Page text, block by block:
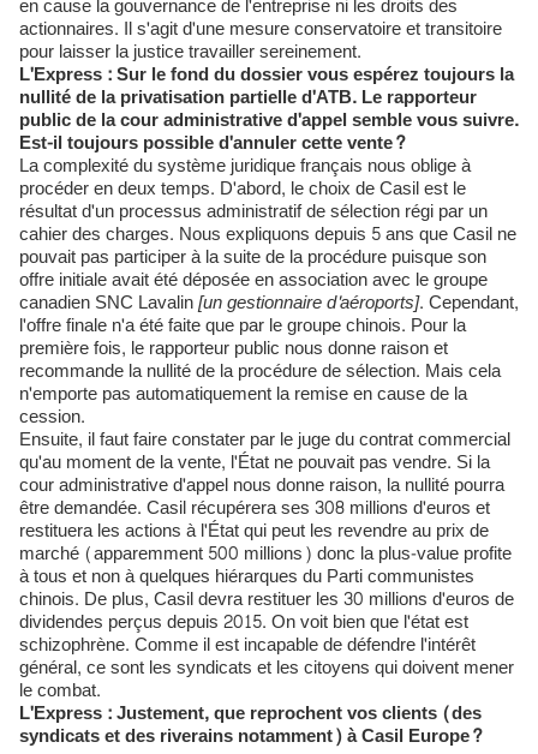
en cause la gouvernance de l'entreprise ni les droits des
actionnaires. Il s'agit d'une mesure conservatoire et transitoire
pour laisser la justice travailler sereinement.
L'Express : Sur le fond du dossier vous espérez toujours la
nullité de la privatisation partielle d'ATB. Le rapporteur
public de la cour administrative d'appel semble vous suivre.
Est-il toujours possible d'annuler cette vente?
La complexité du système juridique français nous oblige à
procéder en deux temps. D'abord, le choix de Casil est le
résultat d'un processus administratif de sélection régi par un
cahier des charges. Nous expliquons depuis 5 ans que Casil ne
pouvait pas participer à la suite de la procédure puisque son
offre initiale avait été déposée en association avec le groupe
canadien SNC Lavalin[un gestionnaire d'aéroports]. Cependant,
l'offre finale n'a été faite que par le groupe chinois. Pour la
première fois, le rapporteur public nous donne raison et
recommande la nullité de la procédure de sélection. Mais cela
n'emporte pas automatiquement la remise en cause de la
cession.
Ensuite, il faut faire constater par le juge du contrat commercial
qu'au moment de la vente, l'État ne pouvait pas vendre. Si la
cour administrative d'appel nous donne raison, la nullité pourra
être demandée. Casil récupérera ses 308 millions d'euros et
restituera les actions à l'État qui peut les revendre au prix de
marché (apparemment 500 millions) donc la plus-value profite
à tous et non à quelques hiérarques du Parti communistes
chinois. De plus, Casil devra restituer les 30 millions d'euros de
dividendes perçus depuis 2015. On voit bien que l'état est
schizophrène. Comme il est incapable de défendre l'intérêt
général, ce sont les syndicats et les citoyens qui doivent mener
le combat.
L'Express : Justement, que reprochent vos clients (des
syndicats et des riverains notamment) à Casil Europe?